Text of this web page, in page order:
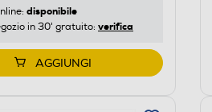
disponibile
in 30' gratuito: verifica
AGGIUNGI